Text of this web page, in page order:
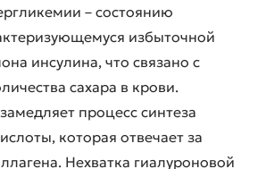
– состоянию
избыточной
инсулина, что связано с
сахара в крови.
процесс синтеза
которая отвечает за
Нехватка гиалуроновой